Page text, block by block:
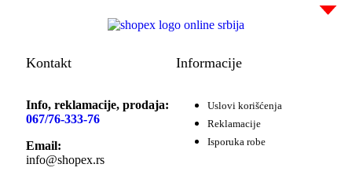
Kontakt
Info, reklamacije, prodaja:
067/76-333-76
Email:
info@shopex.rs
Informacije
Uslovi korišćenja
Reklamacije
Isporuka robe